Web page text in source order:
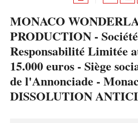
MONACO
PRODUCTION -
Responsabilité Limitée
15.000 euros - Siège
de l'Annonciade -
DISSOLUTION